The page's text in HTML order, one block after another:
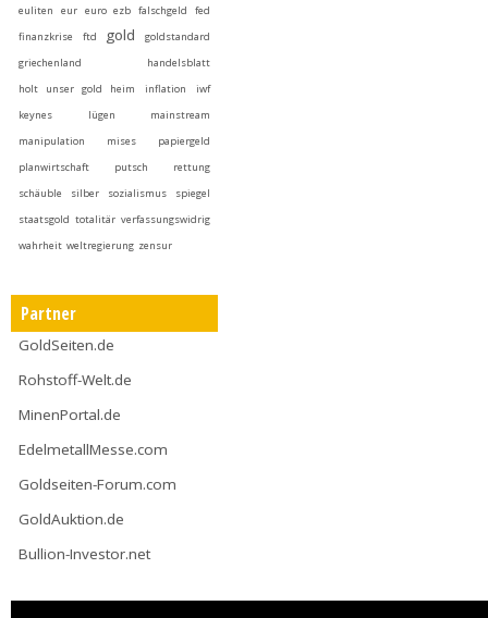
euliten
eur euro ezb falschgeld
fed
finanzkrise
ftd gold
goldstandard
griechenland
handelsblatt
holt unser gold heim
inflation
iwf
keynes
lügen
mainstream
manipulation
mises
papiergeld
planwirtschaft
putsch
rettung
schäuble
silber sozialismus
spiegel
staatsgold totalitär verfassungswidrig
wahrheit weltregierung zensur
Partner
GoldSeiten.de
Rohstoff-Welt.de
MinenPortal.de
EdelmetallMesse.com
Goldseiten-Forum.com
GoldAuktion.de
Bullion-Investor.net